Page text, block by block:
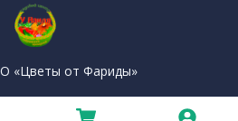
«Цветы от Фариды»